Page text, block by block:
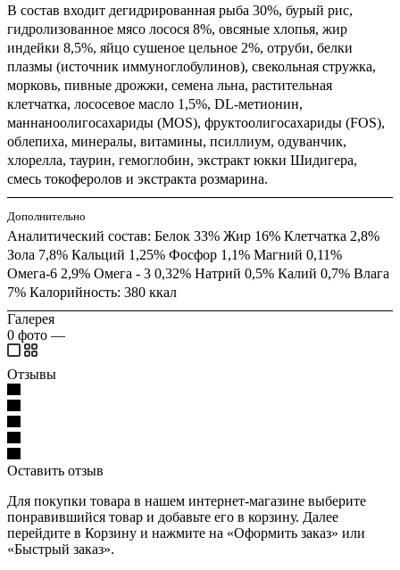
В состав входит дегидрированная рыба 30%, бурый рис,
гидролизованное мясо лосося 8%, овсяные хлопья, жир
индейки 8,5%, яйцо сушеное цельное 2%, отруби, белки
плазмы (источник иммуноглобулинов), свекольная стружка,
морковь, пивные дрожжи, семена льна, растительная
клетчатка, лососевое масло 1,5%, DL-метионин,
маннаноолигосахариды (MOS), фруктоолигосахариды (FOS),
облепиха, минералы, витамины, псиллиум, одуванчик,
хлорелла, таурин, гемоглобин, экстракт юкки Шидигера,
смесь токоферолов и экстракта розмарина.
Дополнительно
Аналитический состав: Белок 33% Жир 16% Клетчатка 2,8%
Зола 7,8% Кальций 1,25% Фосфор 1,1% Магний 0,11%
Омега-6 2,9% Омега - 3 0,32% Натрий 0,5% Калий 0,7% Влага
7% Калорийность: 380 ккал
Галерея
0 фото —
Отзывы
Оставить отзыв
Для покупки товара в нашем интернет-магазине выберите
понравившийся товар и добавьте его в корзину. Далее
перейдите в Корзину и нажмите на «Оформить заказ» или
«Быстрый заказ».